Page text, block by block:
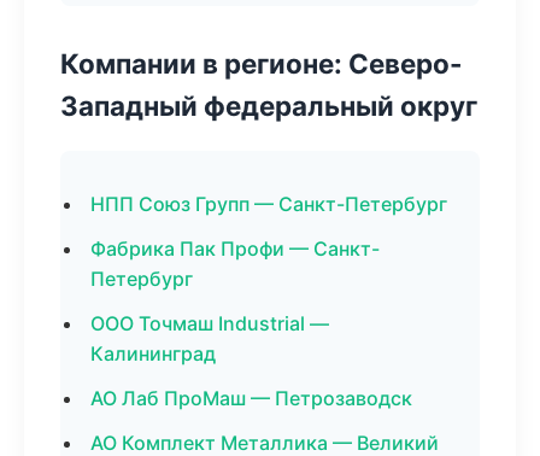
Компании в регионе: Северо-
Западный федеральный округ
НПП Союз Групп — Санкт-Петербург
Фабрика Пак Профи — Санкт-
Петербург
ООО Точмаш Industrial —
Калининград
АО Лаб ПроМаш — Петрозаводск
АО Комплект Металлика — Великий